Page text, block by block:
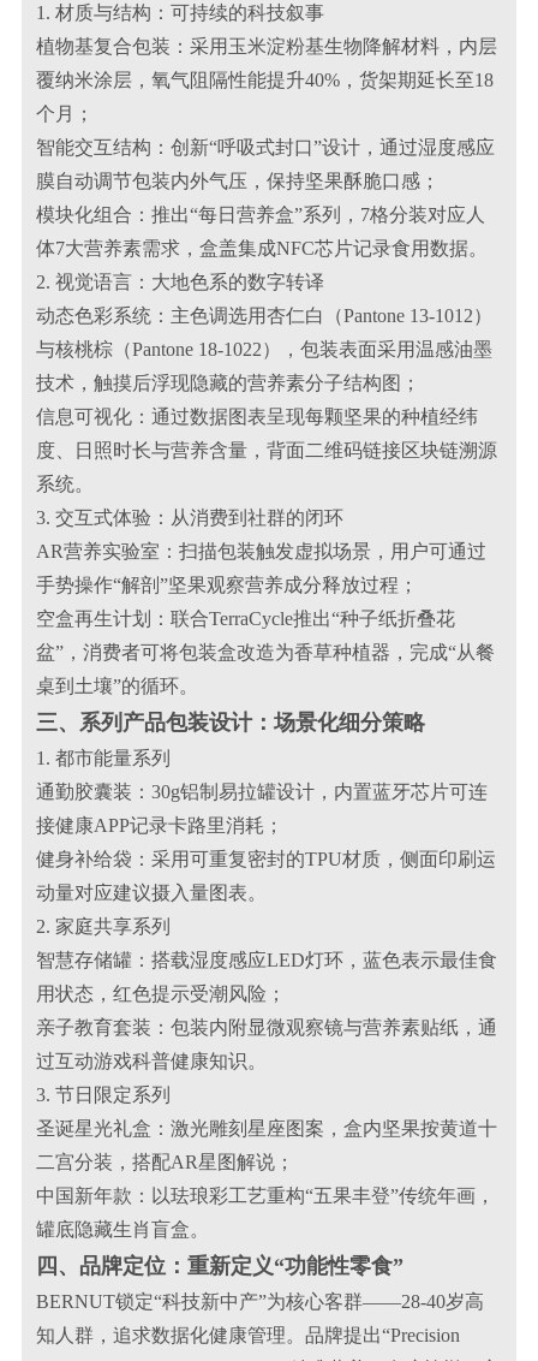
1. 材质与结构：可持续的科技叙事
植物基复合包装：采用玉米淀粉基生物降解材料，内层
覆纳米涂层，氧气阻隔性能提升40%，货架期延长至18
个月；
智能交互结构：创新“呼吸式封口”设计，通过湿度感应
膜自动调节包装内外气压，保持坚果酥脆口感；
模块化组合：推出“每日营养盒”系列，7格分装对应人
体7大营养素需求，盒盖集成NFC芯片记录食用数据。
2. 视觉语言：大地色系的数字转译
动态色彩系统：主色调选用杏仁白（Pantone 13-1012）
与核桃棕（Pantone 18-1022），包装表面采用温感油墨
技术，触摸后浮现隐藏的营养素分子结构图；
信息可视化：通过数据图表呈现每颗坚果的种植经纬
度、日照时长与营养含量，背面二维码链接区块链溯源
系统。
3. 交互式体验：从消费到社群的闭环
AR营养实验室：扫描包装触发虚拟场景，用户可通过
手势操作“解剖”坚果观察营养成分释放过程；
空盒再生计划：联合TerraCycle推出“种子纸折叠花
盆”，消费者可将包装盒改造为香草种植器，完成“从餐
桌到土壤”的循环。
三、系列产品包装设计：场景化细分策略
1. 都市能量系列
通勤胶囊装：30g铝制易拉罐设计，内置蓝牙芯片可连
接健康APP记录卡路里消耗；
健身补给袋：采用可重复密封的TPU材质，侧面印刷运
动量对应建议摄入量图表。
2. 家庭共享系列
智慧存储罐：搭载湿度感应LED灯环，蓝色表示最佳食
用状态，红色提示受潮风险；
亲子教育套装：包装内附显微观察镜与营养素贴纸，通
过互动游戏科普健康知识。
3. 节日限定系列
圣诞星光礼盒：激光雕刻星座图案，盒内坚果按黄道十
二宫分装，搭配AR星图解说；
中国新年款：以珐琅彩工艺重构“五果丰登”传统年画，
罐底隐藏生肖盲盒。
四、品牌定位：重新定义“功能性零食”
BERNUT锁定“科技新中产”为核心客群——28-40岁高
知人群，追求数据化健康管理。品牌提出“Precision